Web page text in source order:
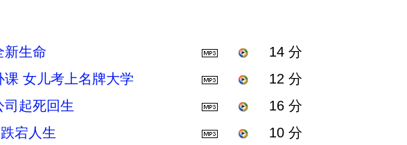
新生命
14 分
课 女儿考上名牌大学
12 分
司起死回生
16 分
宕人生
10 分